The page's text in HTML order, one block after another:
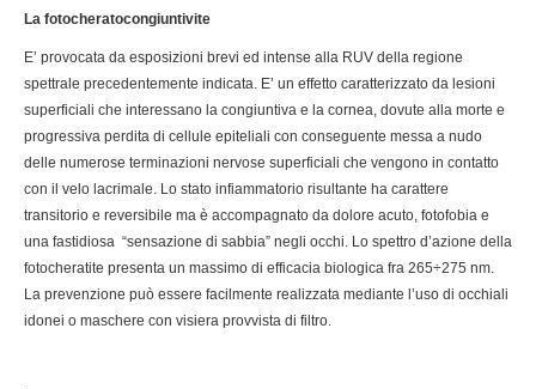
La fotocheratocongiuntivite
E’ provocata da esposizioni brevi ed intense alla RUV della regione
spettrale precedentemente indicata. E’ un effetto caratterizzato da lesioni
superficiali che interessano la congiuntiva e la cornea, dovute alla morte e
progressiva perdita di cellule epiteliali con conseguente messa a nudo
delle numerose terminazioni nervose superficiali che vengono in contatto
con il velo lacrimale. Lo stato infiammatorio risultante ha carattere
transitorio e reversibile ma è accompagnato da dolore acuto, fotofobia e
una fastidiosa “sensazione di sabbia” negli occhi. Lo spettro d’azione della
fotocheratite presenta un massimo di efficacia biologica fra 265÷275 nm.
La prevenzione può essere facilmente realizzata mediante l’uso di occhiali
idonei o maschere con visiera provvista di filtro.